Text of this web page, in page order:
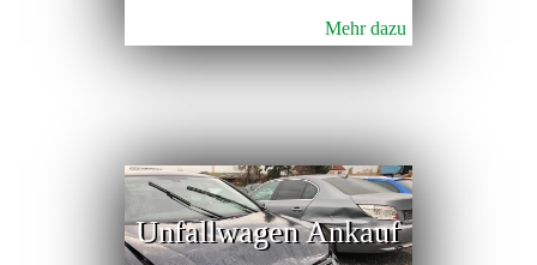
Mehr dazu
Unfallwagen Ankauf